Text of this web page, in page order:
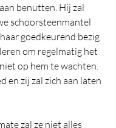
benutten. Hij zal
schoorsteenmantel
goedkeurend bezig
om regelmatig het
op hem te wachten.
en zij zal zich aan laten
zal ze niet alles